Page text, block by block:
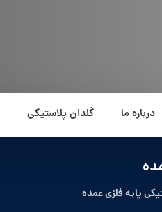
درباره ما گلدان پلاستیکی
پایه فلزی عمده